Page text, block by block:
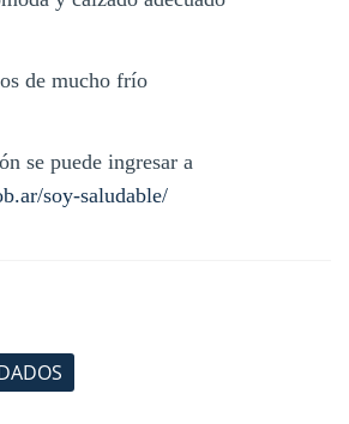
de mucho frío
se puede ingresar a
soy-saludable/